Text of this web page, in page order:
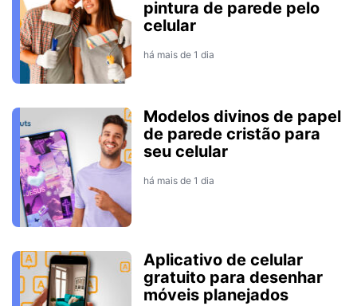
pintura de parede pelo
celular
há mais de 1 dia
Modelos divinos de papel
de parede cristão para
seu celular
há mais de 1 dia
Aplicativo de celular
gratuito para desenhar
móveis planejados